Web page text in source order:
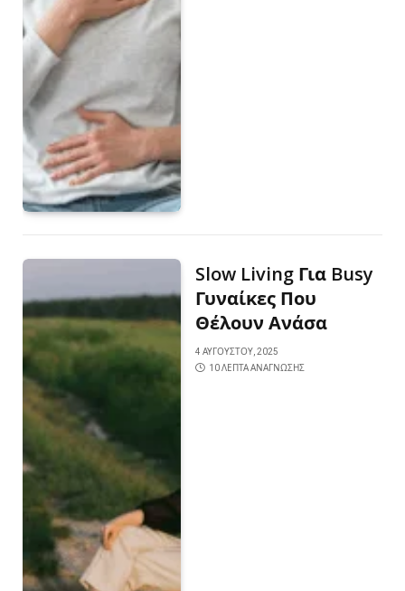
Slow Living Για Busy
Γυναίκες Που
Θέλουν Ανάσα
4 ΑΥΓΟΎΣΤΟΥ, 2025
10 ΛΕΠΤΆ ΑΝΆΓΝΩΣΗΣ